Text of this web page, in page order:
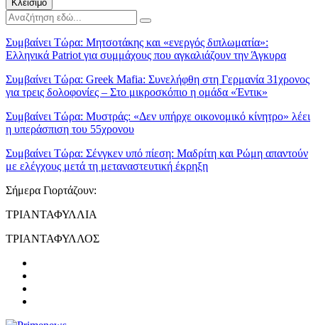
Κλείσιμο
Συμβαίνει Τώρα: Μητσοτάκης και «ενεργός διπλωματία»:
Ελληνικά Patriot για συμμάχους που αγκαλιάζουν την Άγκυρα
Συμβαίνει Τώρα: Greek Mafia: Συνελήφθη στη Γερμανία 31χρονος
για τρεις δολοφονίες – Στο μικροσκόπιο η ομάδα «Έντικ»
Συμβαίνει Τώρα: Μυστράς: «Δεν υπήρχε οικονομικό κίνητρο» λέει
η υπεράσπιση του 55χρονου
Συμβαίνει Τώρα: Σένγκεν υπό πίεση: Μαδρίτη και Ρώμη απαντούν
με ελέγχους μετά τη μεταναστευτική έκρηξη
Σήμερα Γιορτάζουν:
ΤΡΙΑΝΤΑΦΥΛΛΙΑ
ΤΡΙΑΝΤΑΦΥΛΛΟΣ